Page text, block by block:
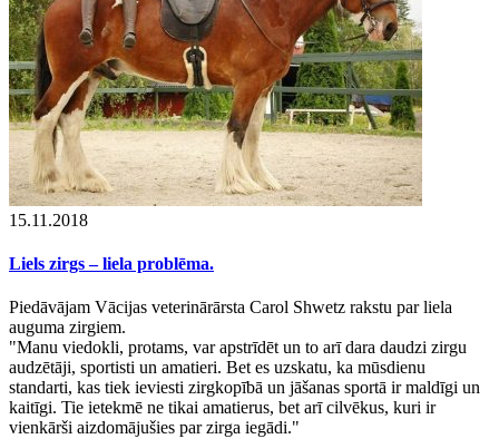
15.11.2018
Liels zirgs – liela problēma.
Piedāvājam Vācijas veterinārārsta Carol Shwetz rakstu par liela
auguma zirgiem.
"Manu viedokli, protams, var apstrīdēt un to arī dara daudzi zirgu
audzētāji, sportisti un amatieri. Bet es uzskatu, ka mūsdienu
standarti, kas tiek ieviesti zirgkopībā un jāšanas sportā ir maldīgi un
kaitīgi. Tie ietekmē ne tikai amatierus, bet arī cilvēkus, kuri ir
vienkārši aizdomājušies par zirga iegādi."